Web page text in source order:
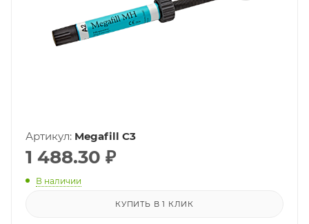
Артикул: Megafill C3
1 488.30 ₽
В наличии
КУПИТЬ В 1 КЛИК